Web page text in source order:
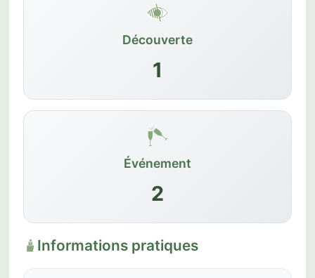
Découverte
1
Événement
2
Informations pratiques